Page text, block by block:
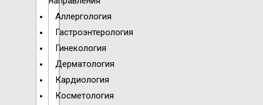
Аллергология
Гастроэнтерология
Гинекология
Дерматология
Кардиология
Косметология